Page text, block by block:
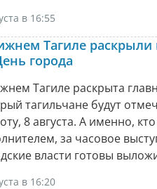
в 16:55
Тагиле раскрыли
города
Тагиле раскрыта
тагильчане будут
8 августа. А именно,
за часовое
власти готовы
в 16:20